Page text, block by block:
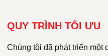
QUY TRÌNH TỐI ƯU
Chúng tôi đã phát triển một